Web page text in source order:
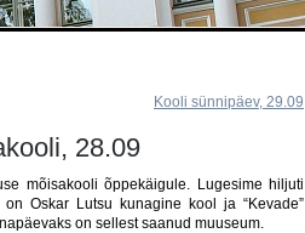
Kooli sünnipäev, 29.09
28.09
mõisakooli õppekäigule. Lugesime hiljuti
Oskar Lutsu kunagine kool ja “Kevade”
on sellest saanud muuseum.